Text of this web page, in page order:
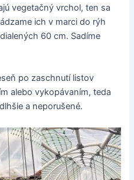
vegetačný vrchol, ten sa
ich v marci do rýh
60 cm. Sadíme
po zaschnutí listov
alebo vykopávaním, teda
a neporušené.